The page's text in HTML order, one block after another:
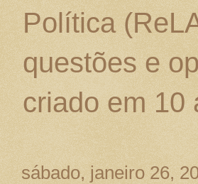
Política
questões e
criado em 10
sábado, janeiro 26,